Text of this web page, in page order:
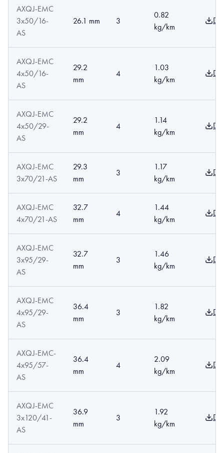
AXQJ-EMC
3x50/16-
AS
26.1 mm 3
0.82
kg/km
AXQJ-EMC
4x50/16-
AS
29.2
mm
4
1.03
kg/km
AXQJ-EMC
4x50/29-
AS
29.2
mm
4
1.14
kg/km
AXQJ-EMC
3x70/21-AS
29.3
mm
3
1.17
kg/km
AXQJ-EMC
4x70/21-AS
32.7
mm
4
1.44
kg/km
AXQJ-EMC
3x95/29-
AS
32.7
mm
3
1.46
kg/km
AXQJ-EMC
4x95/29-
AS
36.4
mm
3
1.82
kg/km
AXQJ-EMC-
4x95/57-
AS
36.4
mm
4
2.09
kg/km
AXQJ-EMC
3x120/41-
AS
36.9
mm
3
1.92
kg/km